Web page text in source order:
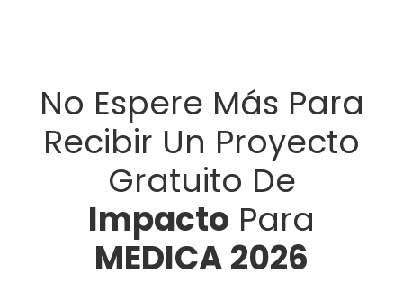
No Espere Más Para
Recibir Un Proyecto
Gratuito De
Impacto Para
MEDICA 2026